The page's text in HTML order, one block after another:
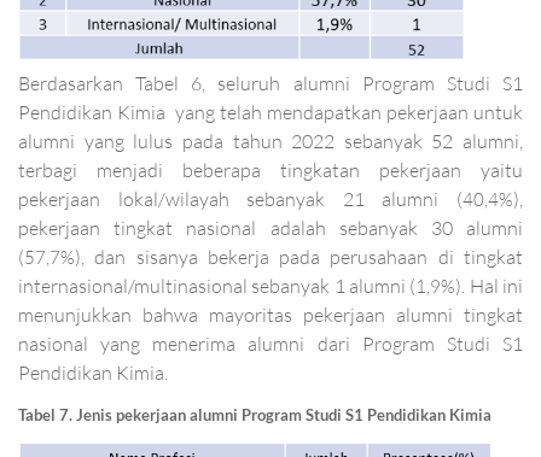
Berdasarkan Tabel 6, seluruh alumni Program Studi S1
Pendidikan Kimia yang telah mendapatkan pekerjaan untuk
alumni yang lulus pada tahun 2022 sebanyak 52 alumni,
terbagi menjadi beberapa tingkatan pekerjaan yaitu
pekerjaan lokal/wilayah sebanyak 21 alumni (40,4%),
pekerjaan tingkat nasional adalah sebanyak 30 alumni
(57,7%), dan sisanya bekerja pada perusahaan di tingkat
internasional/multinasional sebanyak 1 alumni (1,9%). Hal ini
menunjukkan bahwa mayoritas pekerjaan alumni tingkat
nasional yang menerima alumni dari Program Studi S1
Pendidikan Kimia.
Tabel 7. Jenis pekerjaan alumni Program Studi S1 Pendidikan Kimia